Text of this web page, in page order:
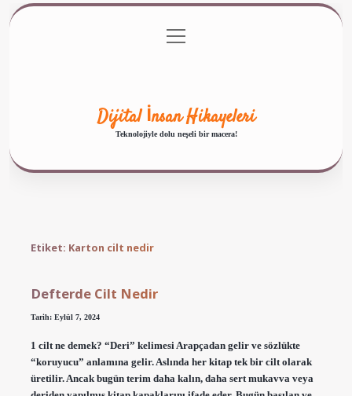
Gizlilik Politikası
menüyü
aç
Dijital İnsan Hikayeleri
Teknolojiyle dolu neşeli bir macera!
Etiket: Karton cilt nedir
Defterde Cilt Nedir
Tarih: Eylül 7, 2024
1 cilt ne demek? “Deri” kelimesi Arapçadan gelir ve sözlükte
“koruyucu” anlamına gelir. Aslında her kitap tek bir cilt olarak
üretilir. Ancak bugün terim daha kalın, daha sert mukavva veya